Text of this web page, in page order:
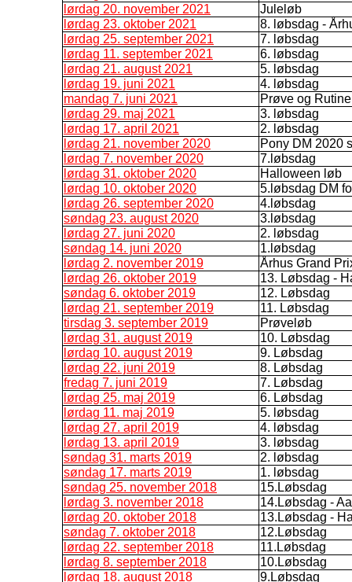
lørdag 20. november 2021
Juleløb
lørdag 23. oktober 2021
8. løbsdag -
lørdag 25. september 2021
7. løbsdag
lørdag 11. september 2021
6. løbsdag
lørdag 21. august 2021
5. løbsdag
lørdag 19. juni 2021
4. løbsdag
mandag 7. juni 2021
Prøve og
lørdag 29. maj 2021
3. løbsdag
lørdag 17. april 2021
2. løbsdag
lørdag 21. november 2020
Pony DM 2020
lørdag 7. november 2020
7.løbsdag
lørdag 31. oktober 2020
Halloween løb
lørdag 10. oktober 2020
5.løbsdag DM
lørdag 26. september 2020
4.løbsdag
søndag 23. august 2020
3.løbsdag
lørdag 27. juni 2020
2. løbsdag
søndag 14. juni 2020
1.løbsdag
lørdag 2. november 2019
Århus Grand
lørdag 26. oktober 2019
13. Løbsdag -
søndag 6. oktober 2019
12. Løbsdag
lørdag 21. september 2019
11. Løbsdag
tirsdag 3. september 2019
Prøveløb
lørdag 31. august 2019
10. Løbsdag
lørdag 10. august 2019
9. Løbsdag
lørdag 22. juni 2019
8. Løbsdag
fredag 7. juni 2019
7. Løbsdag
lørdag 25. maj 2019
6. Løbsdag
lørdag 11. maj 2019
5. løbsdag
lørdag 27. april 2019
4. løbsdag
lørdag 13. april 2019
3. løbsdag
søndag 31. marts 2019
2. løbsdag
søndag 17. marts 2019
1. løbsdag
søndag 25. november 2018
15.Løbsdag
lørdag 3. november 2018
14.Løbsdag -
lørdag 20. oktober 2018
13.Løbsdag -
søndag 7. oktober 2018
12.Løbsdag
lørdag 22. september 2018
11.Løbsdag
lørdag 8. september 2018
10.Løbsdag
lørdag 18. august 2018
9.Løbsdag